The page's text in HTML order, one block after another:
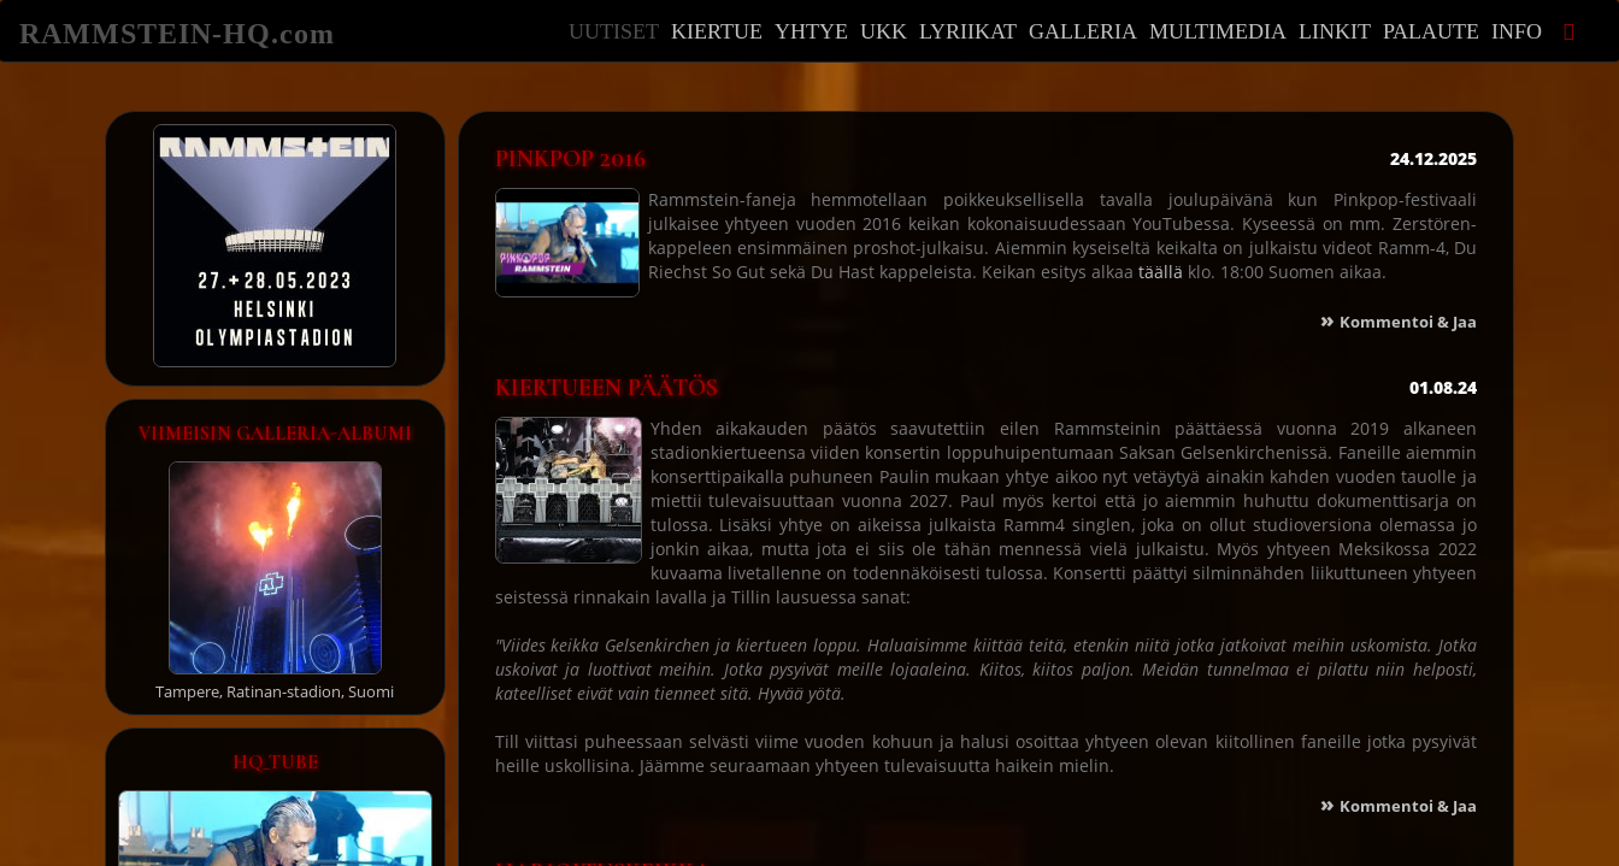
RAMMSTEIN-HQ.com UUTISET KIERTUE YHTYE UKK LYRIIKAT GALLERIA MULTIMEDIA LINKIT PALAUTE INFO
PINKPOP 2016
24.12.2025
Rammstein-faneja hemmotellaan poikkeuksellisella tavalla joulupäivänä kun Pinkpop-festivaali
julkaisee yhtyeen vuoden 2016 keikan kokonaisuudessaan YouTubessa. Kyseessä on mm. Zerstören-
kappeleen ensimmäinen proshot-julkaisu. Aiemmin kyseiseltä keikalta on julkaistu videot Ramm-4, Du
Riechst So Gut sekä Du Hast kappeleista. Keikan esitys alkaa täällä klo. 18:00 Suomen aikaa.
» Kommentoi & Jaa
KIERTUEEN PÄÄTÖS
01.08.24
Yhden aikakauden päätös saavutettiin eilen Rammsteinin päättäessä vuonna 2019 alkaneen
stadionkiertueensa viiden konsertin loppuhuipentumaan Saksan Gelsenkirchenissä. Faneille aiemmin
konserttipaikalla puhuneen Paulin mukaan yhtye aikoo nyt vetäytyä ainakin kahden vuoden tauolle ja
miettii tulevaisuuttaan vuonna 2027. Paul myös kertoi että jo aiemmin huhuttu dokumenttisarja on
tulossa. Lisäksi yhtye on aikeissa julkaista Ramm4 singlen, joka on ollut studioversiona olemassa jo
jonkin aikaa, mutta jota ei siis ole tähän mennessä vielä julkaistu. Myös yhtyeen Meksikossa 2022
kuvaama livetallenne on todennäköisesti tulossa. Konsertti päättyi silminnähden liikuttuneen yhtyeen
seistessä rinnakain lavalla ja Tillin lausuessa sanat:
"Viides keikka Gelsenkirchen ja kiertueen loppu. Haluaisimme kiittää teitä, etenkin niitä jotka jatkoivat meihin uskomista. Jotka
uskoivat ja luottivat meihin. Jotka pysyivät meille lojaaleina. Kiitos, kiitos paljon. Meidän tunnelmaa ei pilattu niin helposti,
kateelliset eivät vain tienneet sitä. Hyvää yötä.
Till viittasi puheessaan selvästi viime vuoden kohuun ja halusi osoittaa yhtyeen olevan kiitollinen faneille jotka pysyivät
heille uskollisina. Jäämme seuraamaan yhtyeen tulevaisuutta haikein mielin.
» Kommentoi & Jaa
VIIMEISIN GALLERIA-ALBUMI
Tampere, Ratinan-stadion, Suomi
HQ_TUBE